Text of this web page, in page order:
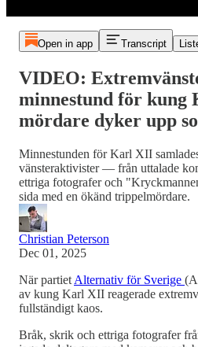
Open in app Transcript
VIDEO:
minnestund för kung
mördare dyker upp
Minnestunden för Karl XII
vänsteraktivister — från uttalade
ettriga fotografer och
sida med en ökänd trippelmördare.
Christian Peterson
Dec 01, 2025
När partiet Alternativ för Sverige
av kung Karl XII reagerade
fullständigt kaos.
Bråk, skrik och ettriga fotografer